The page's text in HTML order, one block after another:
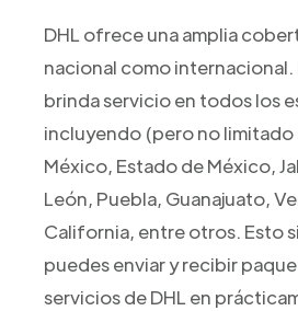
DHL ofrece una amplia
nacional como internacional.
brinda servicio en todos los
incluyendo (pero no limitado
México, Estado de México,
León, Puebla, Guanajuato,
California, entre otros. Esto
puedes enviar y recibir
servicios de DHL en